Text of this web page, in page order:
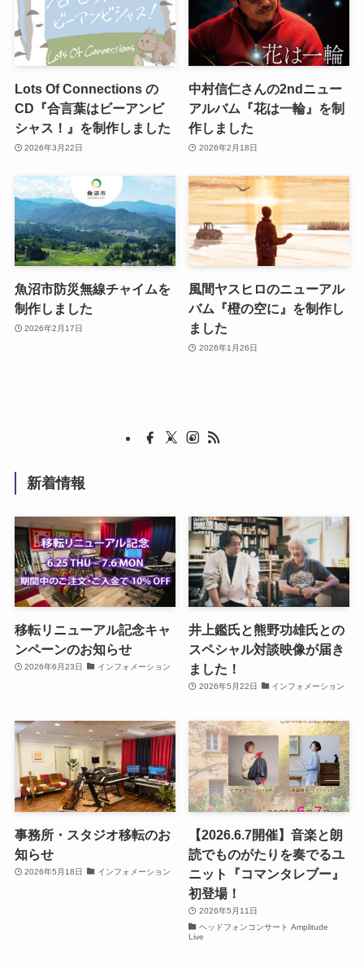
Lots Of Connections の
CD『合言葉はビーアンビ
シャス！』を制作しました
2026年3月22日
中村信仁さんの2ndニュー
アルバム『花は一輪』を制
作しました
2026年2月18日
魚沼市防災無線チャイムを
制作しました
2026年2月17日
風間ヤスヒロのニューアル
バム『橙の空に』を制作し
ました
2026年1月26日
新着情報
移転リニューアル記念キャ
ンペーンのお知らせ
2026年6月23日 インフォメーション
井上鑑氏と熊野功雄氏との
スペシャル対談映像が届き
ました！
2026年5月22日 インフォメーション
事務所・スタジオ移転のお
知らせ
2026年5月18日 インフォメーション
【2026.6.7開催】音楽と朗
読でものがたりを奏でるユ
ニット『コマンタレブー』
初登場！
2026年5月11日
ヘッドフォンコンサート Amplitude
Live